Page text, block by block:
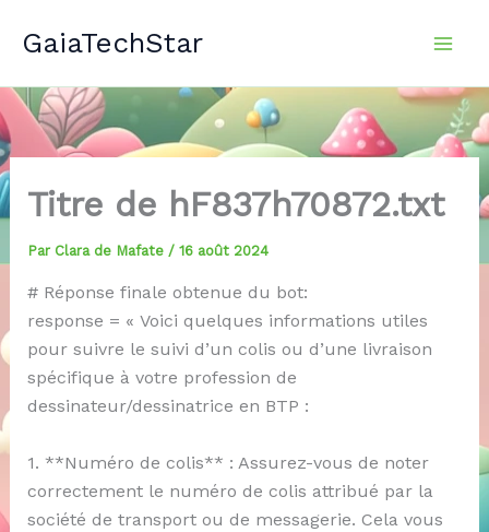
GaiaTechStar
Titre de hF837h70872.txt
Par Clara de Mafate / 16 août 2024
# Réponse finale obtenue du bot:
response = « Voici quelques informations utiles
pour suivre le suivi d’un colis ou d’une livraison
spécifique à votre profession de
dessinateur/dessinatrice en BTP :
1. **Numéro de colis** : Assurez-vous de noter
correctement le numéro de colis attribué par la
société de transport ou de messagerie. Cela vous